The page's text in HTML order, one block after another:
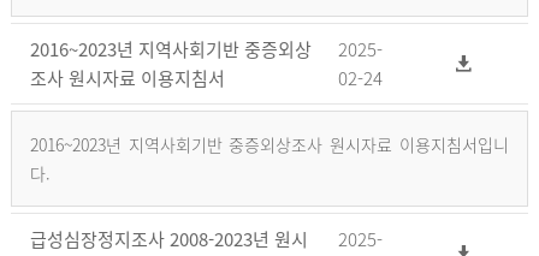
2016~2023년 지역사회기반 중증외상
조사 원시자료 이용지침서
2025-
02-24
2016~2023년 지역사회기반 중증외상조사 원시자료 이용지침서입니
다.
급성심장정지조사 2008-2023년 원시
2025-